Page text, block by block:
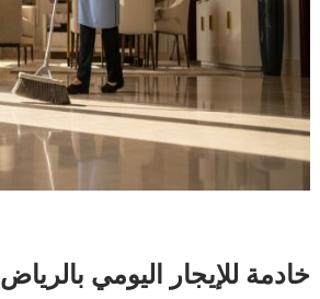
خادمة للإيجار اليومي بالرياض